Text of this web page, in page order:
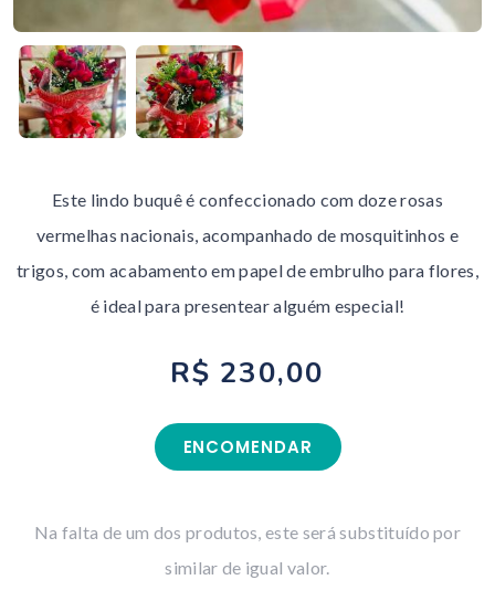
Este lindo buquê é confeccionado com doze rosas
vermelhas nacionais, acompanhado de mosquitinhos e
trigos, com acabamento em papel de embrulho para flores,
é ideal para presentear alguém especial!
R$ 230,00
ENCOMENDAR
Na falta de um dos produtos, este será substituído por
similar de igual valor.